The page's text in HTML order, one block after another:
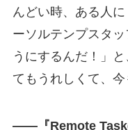
んどい時、ある人
ーソルテンプスタ
うにするんだ！」
てもうれしくて、今
——『Remote